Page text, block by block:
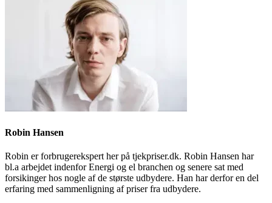
Robin Hansen
Robin er forbrugerekspert her på tjekpriser.dk. Robin Hansen har
bl.a arbejdet indenfor Energi og el branchen og senere sat med
forsikinger hos nogle af de største udbydere. Han har derfor en del
erfaring med sammenligning af priser fra udbydere.